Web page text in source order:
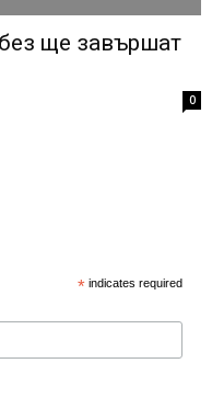
ще завършат
0
* indicates required